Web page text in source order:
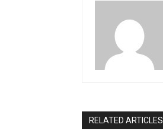
RELATED ARTICLES